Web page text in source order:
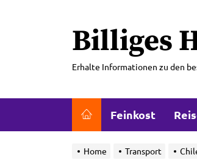
Billiges
Erhalte Informationen zu den
Feinkost
Home Transport